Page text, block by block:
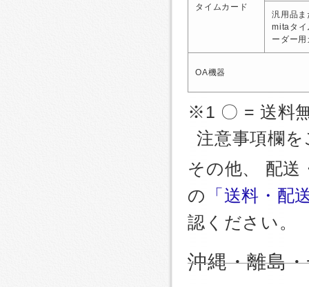
タイムカード
汎用品ま
mitaタイ
ーダー
OA機器
※1 〇 = 送料
注意事項欄
その他、 配送
の
「送料・配
認ください。
沖縄・離島